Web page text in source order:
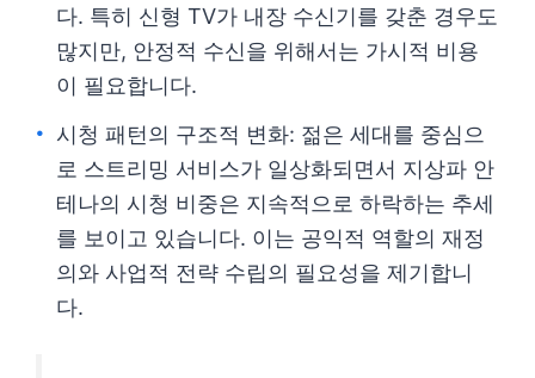
다. 특히 신형 TV가 내장 수신기를 갖춘 경우도
많지만, 안정적 수신을 위해서는 가시적 비용
이 필요합니다.
시청 패턴의 구조적 변화: 젊은 세대를 중심으
로 스트리밍 서비스가 일상화되면서 지상파 안
테나의 시청 비중은 지속적으로 하락하는 추세
를 보이고 있습니다. 이는 공익적 역할의 재정
의와 사업적 전략 수립의 필요성을 제기합니
다.